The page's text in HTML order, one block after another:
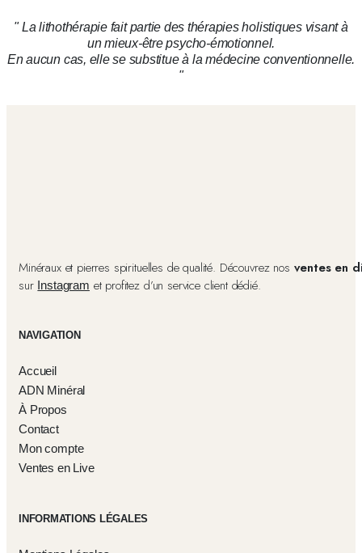
initial
était :
46,00 €.
actuel
est :
37,00 €.
était :
est :
" La lithothérapie fait partie des thérapies holistiques visant à
un mieux-être psycho-émotionnel.
En aucun cas, elle se substitue à la médecine conventionnelle.
"
Minéraux et pierres spirituelles de qualité. Découvrez nos ventes en
sur Instagram et profitez d’un service client dédié.
NAVIGATION
Accueil
ADN Minéral
À Propos
Contact
Mon compte
Ventes en Live
INFORMATIONS LÉGALES